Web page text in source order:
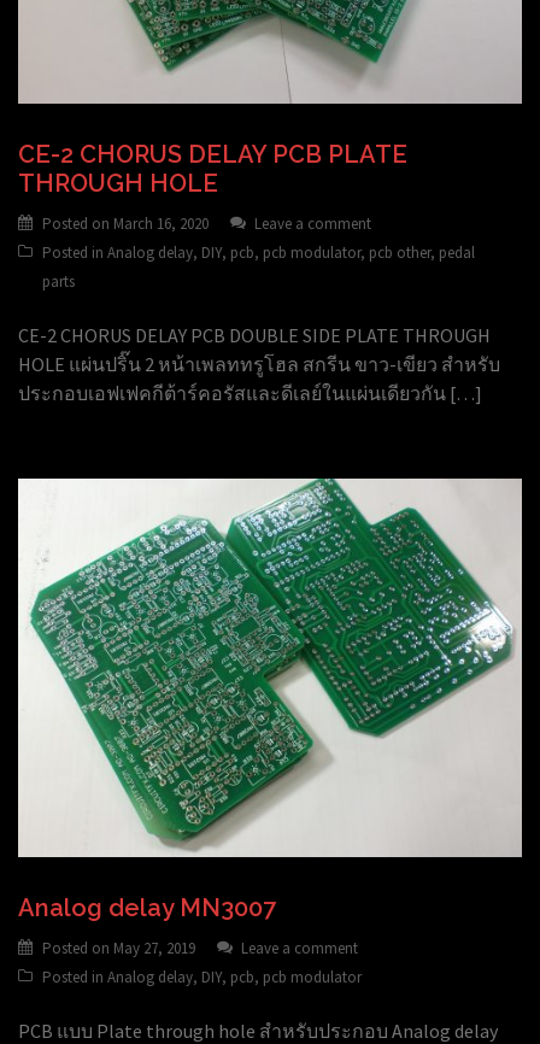
CE-2 CHORUS DELAY PCB PLATE
THROUGH HOLE
Posted on March 16, 2020
Leave a comment
Posted in Analog delay, DIY, pcb, pcb modulator, pcb other, pedal
parts
CE-2 CHORUS DELAY PCB DOUBLE SIDE PLATE THROUGH
HOLE แผ่นปริ๊น 2 หน้าเพลททรูโฮล สกรีน ขาว-เขียว สำหรับ
ประกอบเอฟเฟคกีต้าร์คอรัสและดีเลย์ในแผ่นเดียวกัน […]
Analog delay MN3007
Posted on May 27, 2019
Leave a comment
Posted in Analog delay, DIY, pcb, pcb modulator
PCB แบบ Plate through hole สำหรับประกอบ Analog delay